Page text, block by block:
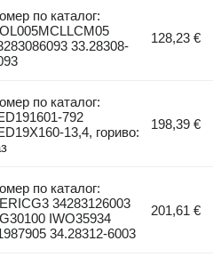
по каталог:
33.28308-
128,23 €
по каталог:
792
13,4, гориво:
198,39 €
по каталог:
34283126003
IWO35934
34.28312-6003
201,61 €